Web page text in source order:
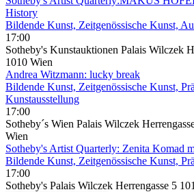
History
Bildende Kunst, Zeitgenössische Kunst,
17:00
Sotheby's Kunstauktionen Palais Wilczek
1010 Wien
Andrea Witzmann: lucky break
Bildende Kunst, Zeitgenössische Kunst,
Kunstausstellung
17:00
Sotheby´s Wien Palais Wilczek
Wien
Sotheby's Artist Quarterly: Zenita Komad
Bildende Kunst, Zeitgenössische Kunst,
17:00
Sotheby's Palais Wilczek Herrengasse 5